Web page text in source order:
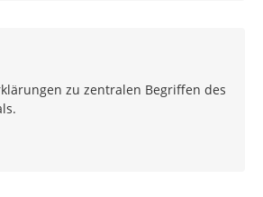
zu zentralen Begriffen des